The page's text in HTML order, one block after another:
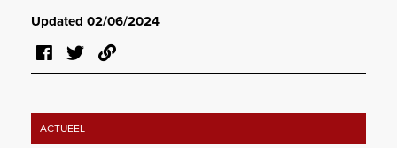
Updated 02/06/2024
ACTUEEL